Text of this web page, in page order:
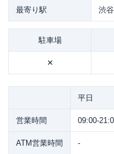
最寄り駅 渋
駐車場
✕
平日
営業時間 09:00-
ATM営業時間 -